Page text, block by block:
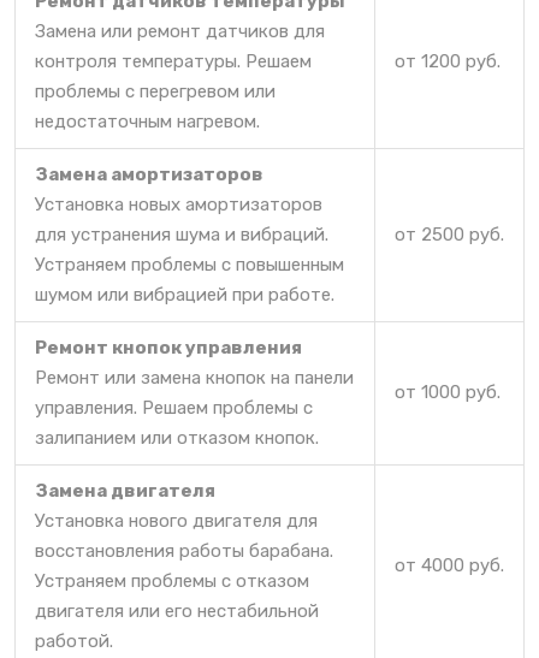
Замена или ремонт датчиков для
контроля температуры. Решаем
проблемы с перегревом или
недостаточным нагревом.
от 1200 руб.
Замена амортизаторов
Установка новых амортизаторов
для устранения шума и вибраций.
Устраняем проблемы с повышенным
шумом или вибрацией при работе.
от 2500 руб.
Ремонт кнопок управления
Ремонт или замена кнопок на панели
управления. Решаем проблемы с
залипанием или отказом кнопок.
от 1000 руб.
Замена двигателя
Установка нового двигателя для
восстановления работы барабана.
Устраняем проблемы с отказом
двигателя или его нестабильной
работой.
от 4000 руб.